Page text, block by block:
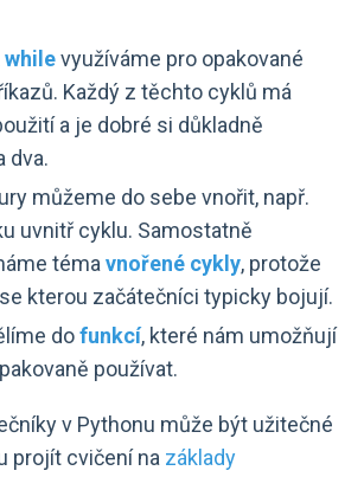
whilevyužíváme pro opakované
Každý z těchto cyklů má
a je dobré si důkladně
dva.
můžeme do sebe vnořit, např.
uvnitř cyklu. Samostatně
témavnořené cykly, protože
kterou začátečníci typicky bojují.
dofunkcí, které nám umožňují
používat.
v Pythonu může být užitečné
projít cvičení na základy